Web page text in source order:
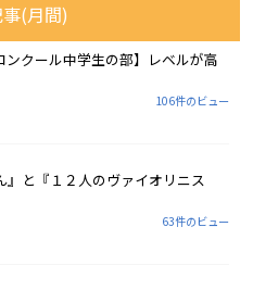
(月間)
ンクール中学生の部】レベルが高
106件のビュー
』と『１２人のヴァイオリニス
63件のビュー